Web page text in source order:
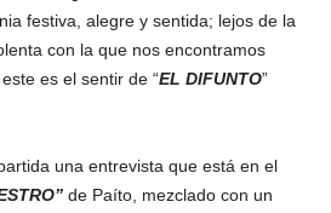
festiva, alegre y sentida; lejos de la
con la que nos encontramos
es el sentir de “EL DIFUNTO”
una entrevista que está en el
de Paíto, mezclado con un